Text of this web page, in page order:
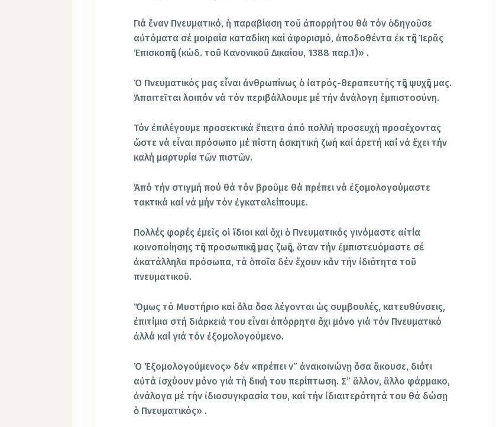
Γιά ἕναν Πνευματικό, ἡ παραβίαση τοῦ ἀπορρήτου θά τόν ὁδηγοῦσε
αὐτόματα σέ μοιραία καταδίκη καί ἀφορισμό, ἀποδοθέντα ἐκ τῆς Ἱερᾶς
Ἐπισκοπῆς (κώδ. τοῦ Κανονικοῦ Δικαίου, 1388 παρ.1)» .
Ὁ Πνευματικός μας εἶναι ἀνθρωπίνως ὁ ἰατρός-θεραπευτής τῆς ψυχῆς μας.
Ἀπαιτεῖται λοιπόν νά τόν περιβάλλουμε μέ τήν ἀνάλογη ἐμπιστοσύνη.
Τόν ἐπιλέγουμε προσεκτικά ἔπειτα ἀπό πολλή προσευχή προσέχοντας
ὥστε νά εἶναι πρόσωπο μέ πίστη ἀσκητική ζωή καί ἀρετή καί νά ἔχει τήν
καλή μαρτυρία τῶν πιστῶν.
Ἀπό τήν στιγμή πού θά τόν βροῦμε θά πρέπει νά ἐξομολογούμαστε
τακτικά καί νά μήν τόν ἐγκαταλείπουμε.
Πολλές φορές ἐμεῖς οἱ ἴδιοι καί ὄχι ὁ Πνευματικός γινόμαστε αἰτία
κοινοποίησης τῆς προσωπικῆς μας ζωῆς, ὅταν τήν ἐμπιστευόμαστε σέ
ἀκατάλληλα πρόσωπα, τά ὁποῖα δέν ἔχουν κἄν τήν ἰδιότητα τοῦ
πνευματικοῦ.
Ὅμως τό Μυστήριο καί ὅλα ὅσα λέγονται ὡς συμβουλές, κατευθύνσεις,
ἐπιτίμια στή διάρκειά του εἶναι ἀπόρρητα ὄχι μόνο γιά τόν Πνευματικό
ἀλλά καί γιά τόν ἐξομολογούμενο.
Ὁ Ἐξομολογούμενος» δέν «πρέπει ν” ἀνακοινώνῃ ὅσα ἄκουσε, διότι
αὐτά ἰσχύουν μόνο γιά τή δική του περίπτωση. Σ” ἄλλον, ἄλλο φάρμακο,
ἀνάλογα μέ τήν ἰδιοσυγκρασία του, καί τήν ἰδιαιτερότητά του θά δώσῃ
ὁ Πνευματικός» .